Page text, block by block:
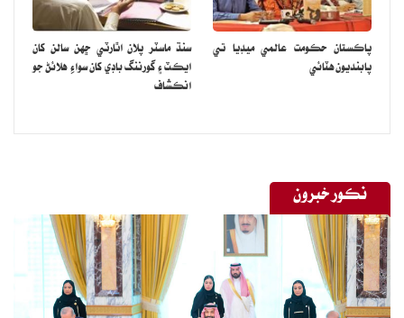
پاڪستان حڪومت عالمي ميڊيا تي
پابنديون هٽائي
سنڌ ماسٽر پلان اٿارٽي ڇهن سالن کان
ايڪٽ ۽ گورننگ باڊي کان سواءِ هلائڻ جو
انڪشاف
نڪور خبرون